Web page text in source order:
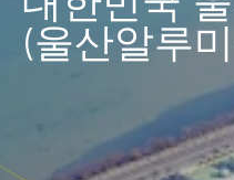
(울산알루